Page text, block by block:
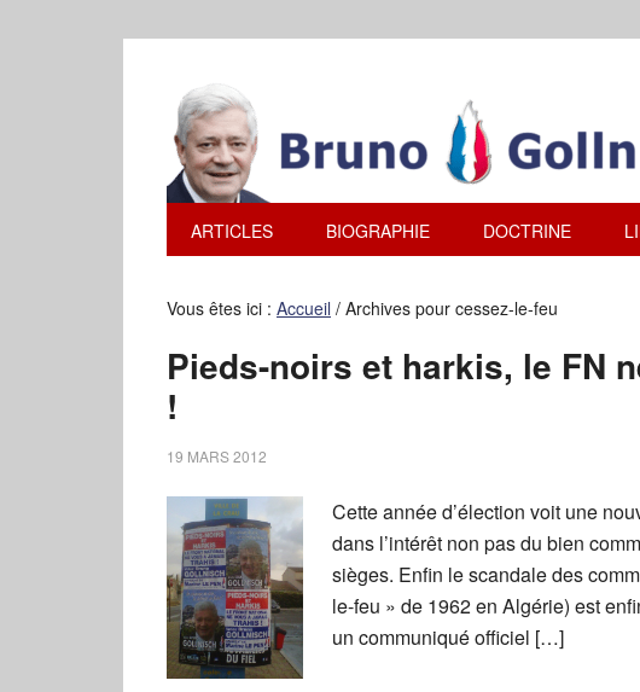
ARTICLES BIOGRAPHIE DOCTRINE
Vous êtes ici : Accueil / Archives pour cessez-le-feu
Pieds-noirs et harkis, le FN
!
19 MARS 2012
Cette année d’élection voit une
dans l’intérêt non pas du bien
sièges. Enfin le scandale des
le-feu » de 1962 en Algérie) est
un communiqué officiel […]